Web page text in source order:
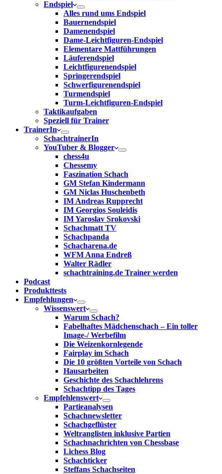
Endspiel
Alles rund ums Endspiel
Bauernendspiel
Damenendspiel
Dame-Leichtfiguren-Endspiel
Elementare Mattführungen
Läuferendspiel
Leichtfigurenendspiel
Springerendspiel
Schwerfigurenendspiel
Turmendspiel
Turm-Leichtfiguren-Endspiel
Taktikaufgaben
Speziell für Trainer
TrainerIn
SchachtrainerIn
YouTuber & Blogger
chess4u
Chessemy
Faszination Schach
GM Stefan Kindermann
GM Niclas Huschenbeth
IM Andreas Rupprecht
IM Georgios Souleidis
IM Yaroslav Srokovski
Schachmatt TV
Schachpanda
Schacharena.de
WFM Anna Endreß
Walter Rädler
schachtraining.de Trainer werden
Podcast
Produkttests
Empfehlungen
Wissenswert
Warum Schach?
Fabelhaftes Mädchenschach – Ein toller
Image-/ Werbefilm
Die Weizenkornlegende
Fairplay im Schach
Die 10 größten Vorteile von Schach‎
Hausarbeiten
Geschichte des Schachlehrens
Schachtipp des Tages
Empfehlenswert
Partieanalysen
Schachnewsletter
Schachgeflüster
Weltranglisten inklusive Partien
Schachnachrichten von Chessbase
Lichess Blog
Schachticker
Steffans Schachseiten